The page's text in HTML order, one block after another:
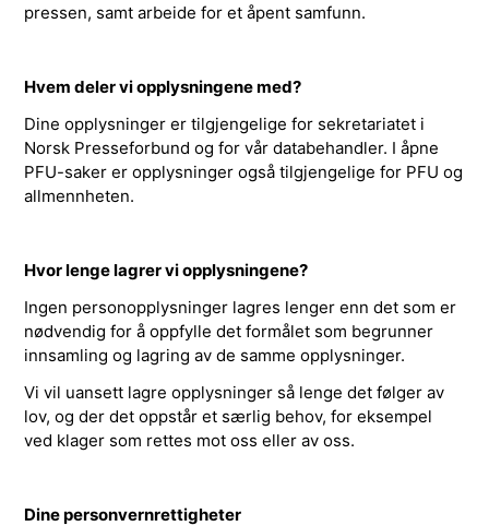
pressen, samt arbeide for et åpent samfunn.
Hvem deler vi opplysningene med?
Dine opplysninger er tilgjengelige for sekretariatet i
Norsk Presseforbund og for vår databehandler. I åpne
PFU-saker er opplysninger også tilgjengelige for PFU og
allmennheten.
Hvor lenge lagrer vi opplysningene?
Ingen personopplysninger lagres lenger enn det som er
nødvendig for å oppfylle det formålet som begrunner
innsamling og lagring av de samme opplysninger.
Vi vil uansett lagre opplysninger så lenge det følger av
lov, og der det oppstår et særlig behov, for eksempel
ved klager som rettes mot oss eller av oss.
Dine personvernrettigheter